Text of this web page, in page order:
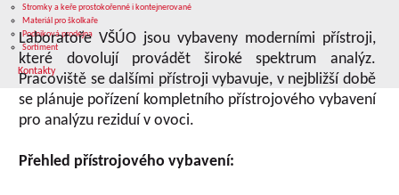
Stromky a keře prostokořenné i kontejnerované
Materiál pro školkaře
Podniková prodejna
Sortiment
Kontakty
Laboratoře VŠÚO jsou vybaveny moderními přístroji,
které dovolují provádět široké spektrum analýz.
Pracoviště se dalšími přístroji vybavuje, v nejbližší době
se plánuje pořízení kompletního přístrojového vybavení
pro analýzu reziduí v ovoci.
Přehled přístrojového vybavení: